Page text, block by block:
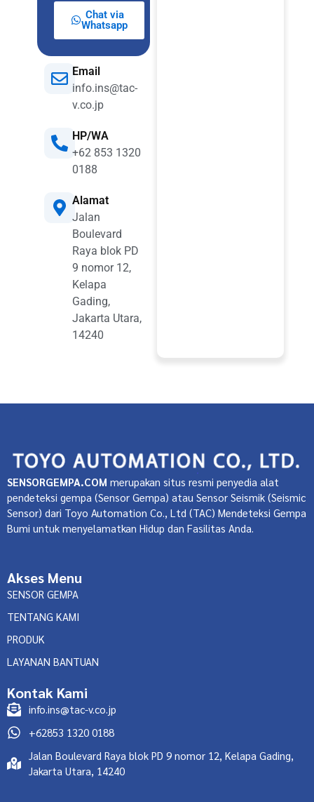
Chat via
Whatsapp
Email
info.ins@tac-
v.co.jp
HP/WA
+62 853 1320
0188
Alamat
Jalan
Boulevard
Raya blok PD
9 nomor 12,
Kelapa
Gading,
Jakarta Utara,
14240
SENSORGEMPA.COM merupakan situs resmi penyedia alat
pendeteksi gempa (Sensor Gempa) atau Sensor Seismik (Seismic
Sensor) dari Toyo Automation Co., Ltd (TAC) Mendeteksi Gempa
Bumi untuk menyelamatkan Hidup dan Fasilitas Anda.
Akses Menu
SENSOR GEMPA
TENTANG KAMI
PRODUK
LAYANAN BANTUAN
Kontak Kami
info.ins@tac-v.co.jp
+62853 1320 0188
Jalan Boulevard Raya blok PD 9 nomor 12, Kelapa Gading,
Jakarta Utara, 14240